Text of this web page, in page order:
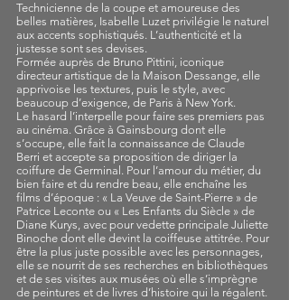
Technicienne de la coupe et amoureuse des
belles matières, Isabelle Luzet privilégie le naturel
aux accents sophistiqués. L’authenticité et la
justesse sont ses devises.
Formée auprès de Bruno Pittini, iconique
directeur artistique de la Maison Dessange, elle
apprivoise les textures, puis le style, avec
beaucoup d’exigence, de Paris à New York.
Le hasard l’interpelle pour faire ses premiers pas
au cinéma. Grâce à Gainsbourg dont elle
s’occupe, elle fait la connaissance de Claude
Berri et accepte sa proposition de diriger la
coiffure de Germinal. Pour l’amour du métier, du
bien faire et du rendre beau, elle enchaîne les
films d’époque : « La Veuve de Saint-Pierre » de
Patrice Leconte ou « Les Enfants du Siècle » de
Diane Kurys, avec pour vedette principale Juliette
Binoche dont elle devint la coiffeuse attitrée. Pour
être la plus juste possible avec les personnages,
elle se nourrit de ses recherches en bibliothèques
et de ses visites aux musées où elle s’imprègne
de peintures et de livres d’histoire qui la régalent.